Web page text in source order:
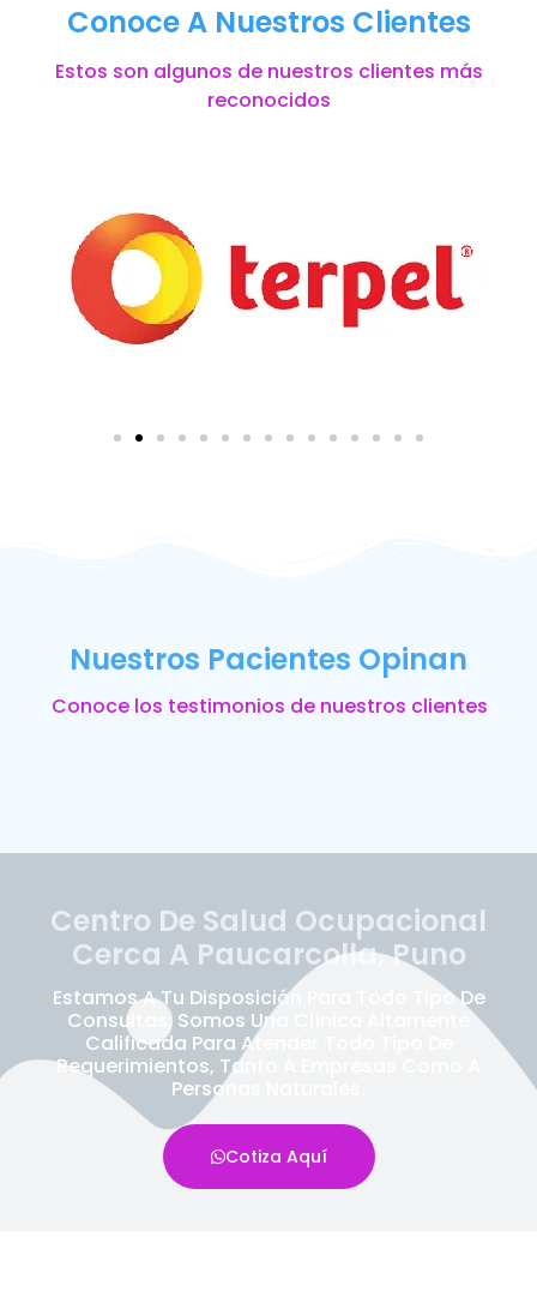
Conoce A Nuestros Clientes
Estos son algunos de nuestros clientes más
reconocidos
Nuestros Pacientes Opinan
Conoce los testimonios de nuestros clientes
Centro De Salud Ocupacional
Cerca A Paucarcolla, Puno
Estamos A Tu Disposición Para Todo Tipo De
Consultas, Somos Una Clínica Altamente
Calificada Para Atender Todo Tipo De
Requerimientos, Tanto A Empresas Como A
Personas Naturales.
Cotiza Aquí